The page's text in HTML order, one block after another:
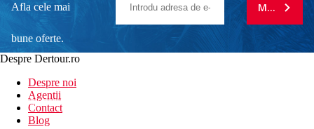
Afla cele mai
bune oferte.
newsletter!
MA
Despre Dertour.ro
Despre noi
Agentii
Contact
Blog